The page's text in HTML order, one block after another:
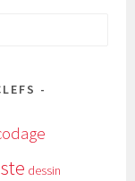
dessin